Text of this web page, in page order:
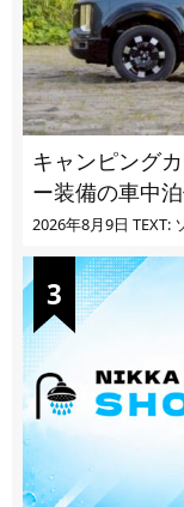
キャンピング
ー装備の車中
2026年8月9日 TEXT: